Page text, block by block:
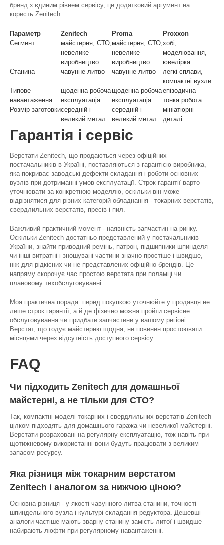
бренд з єдиним рівнем сервісу, це додатковий аргумент на
користь Zenitech.
Параметр Zenitech Proma
Proxxon
Сегмент
майстерня, СТО,
невелике
виробництво
майстерня, СТО,
невелике
виробництво
хобі,
моделювання,
ювелірка
Станина
чавунне литво чавунне литво
легкі сплави,
компактні вузли
Типове
навантаження
щоденна робоча
експлуатація
щоденна робоча
експлуатація
епізодична
тонка робота
Розмір заготовкисередній і
великий метал
середній і
великий метал
мініатюрні
деталі
Гарантія і сервіс
Верстати Zenitech, що продаються через офіційних
постачальників в Україні, поставляються з гарантією виробника,
яка покриває заводські дефекти складання і роботи основних
вузлів при дотриманні умов експлуатації. Строк гарантії варто
уточнювати за конкретною моделлю, оскільки він може
відрізнятися для різних категорій обладнання - токарних верстатів,
свердлильних верстатів, пресів і пил.
Важливий практичний момент - наявність запчастин на ринку.
Оскільки Zenitech достатньо представлений у постачальників
України, знайти приводний ремінь, патрон, підшипники шпинделя
чи інші витратні і зношувані частини значно простіше і швидше,
ніж для рідкісних чи не представлених офіційно брендів. Це
напряму скорочує час простою верстата при поламці чи
плановому техобслуговуванні.
Моя практична порада: перед покупкою уточнюйте у продавця не
лише строк гарантії, а й де фізично можна пройти сервісне
обслуговування чи придбати запчастини у вашому регіоні.
Верстат, що годує майстерню щодня, не повинен простоювати
місяцями через відсутність доступного сервісу.
FAQ
Чи підходить Zenitech для домашньої
майстерні, а не тільки для СТО?
Так, компактні моделі токарних і свердлильних верстатів Zenitech
цілком підходять для домашнього гаража чи невеликої майстерні.
Верстати розраховані на регулярну експлуатацію, тож навіть при
щотижневому використанні вони будуть працювати з великим
запасом ресурсу.
Яка різниця між токарним верстатом
Zenitech і аналогом за нижчою ціною?
Основна різниця - у якості чавунного литва станини, точності
шпиндельного вузла і культурі складання редуктора. Дешевші
аналоги частіше мають зварну станину замість литої і швидше
набирають люфти при регулярному навантаженні.